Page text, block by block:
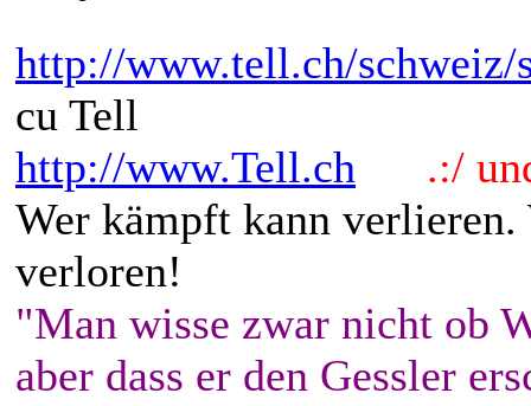
http://www.tell.ch/schweiz/
cu Tell
http://www.Tell.ch
.:/
Wer kämpft kann
verloren!
"Man wisse zwar nicht ob
aber dass er den Gessler